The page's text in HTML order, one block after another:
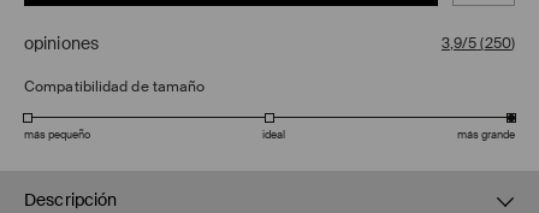
opiniones 3,9/5(250)
Compatibilidad de tamaño
más pequeño ideal más grande
Descripción